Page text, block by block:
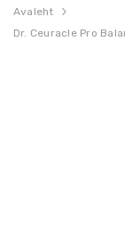
Avaleht
Dr. Ceuracle Pro